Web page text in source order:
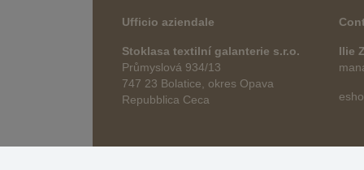
Ufficio aziendale
Stoklasa textilní galanterie s.r.o.
Průmyslová 934/13
747 23 Bolatice, okres Opava
Repubblica Ceca
Ilie